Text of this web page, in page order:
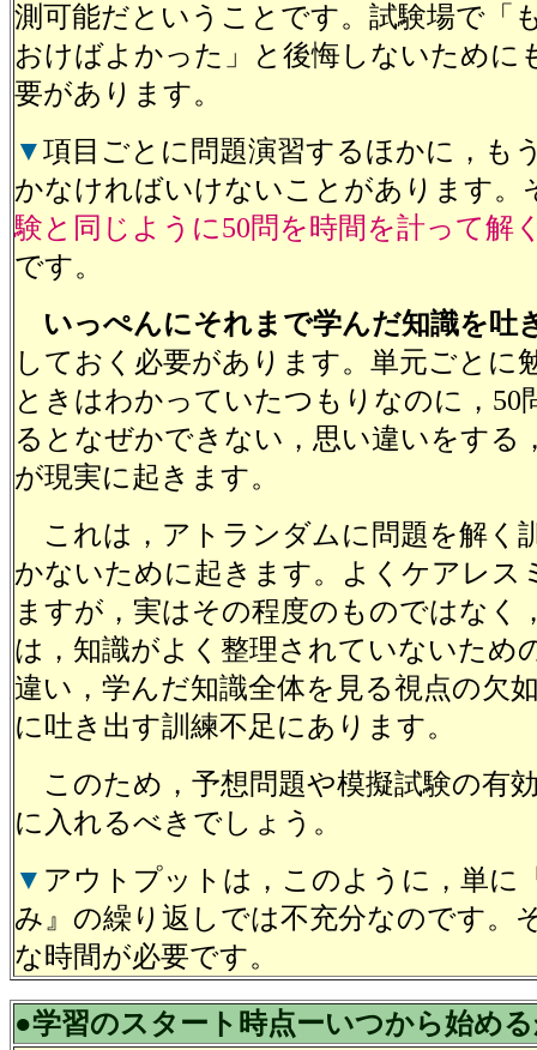
測可能だということです。試験場で「
おけばよかった」と後悔しないために
要があります。
▼項目ごとに問題演習するほかに，も
かなければいけないことがあります。
験と同じように50問を時間を計って解
です。
いっぺんにそれまで学んだ知識を吐
しておく必要があります。単元ごとに
ときはわかっていたつもりなのに，50
るとなぜかできない，思い違いをする
が現実に起きます。
これは，アトランダムに問題を解く
かないために起きます。よくケアレス
ますが，実はその程度のものではなく
は，知識がよく整理されていないため
違い，学んだ知識全体を見る視点の欠
に吐き出す訓練不足にあります。
このため，予想問題や模擬試験の有
に入れるべきでしょう。
▼ アウトプットは，このように，単に
み』の繰り返しでは不充分なのです。
な時間が必要です。
●学習のスタート時点ーいつから始め